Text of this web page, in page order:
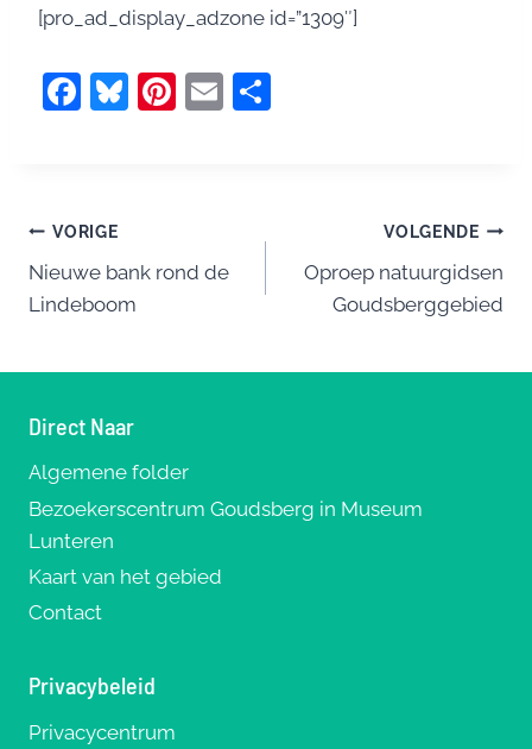
[pro_ad_display_adzone id=”1309″]
F
b
o
o
Bl Pi E
Bericht
navigatie
VORIGE
Nieuwe bank rond de
Lindeboom
VOLGENDE
Oproep natuurgidsen
Goudsberggebied
Direct Naar
Algemene folder
Bezoekerscentrum Goudsberg in Museum
Lunteren
Kaart van het gebied
Contact
Privacybeleid
Privacycentrum